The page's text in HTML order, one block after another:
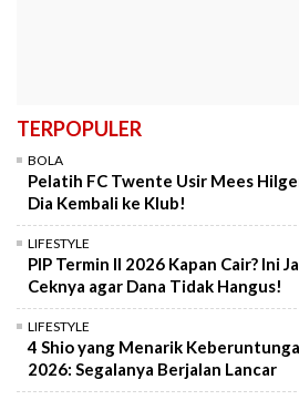
TERPOPULER
BOLA
Pelatih FC Twente Usir Mees
Dia Kembali ke Klub!
LIFESTYLE
PIP Termin II 2026 Kapan Cair? Ini
Ceknya agar Dana Tidak Hangus!
LIFESTYLE
4 Shio yang Menarik
2026: Segalanya Berjalan Lancar